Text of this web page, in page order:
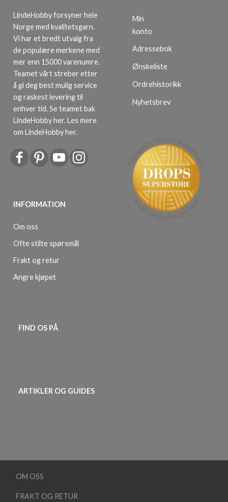
LindeHobby forsyner hele
Norge med kvalitetsgarn.
Vi har et bredt utvalg fra
de populære merkene med
mer enn 15000 varenumre.
Teamet vårt streber etter
å gi deg best mulig service
og raskest levering til
enhver tid. Se teamet bak
LindeHobby her.Les mere
om LindeHobby her.
INFORMATION
Om oss
Ofte stilte spørsmål
Frakt og retur
Angre kjøpet
Min
konto
Adressebok
Ønskeliste
Ordrehistorikk
Nyhetsbrev
FIND OS PÅ
ARTIKLER OG GUIDES
OM OSS
FRAKT OG RETUR